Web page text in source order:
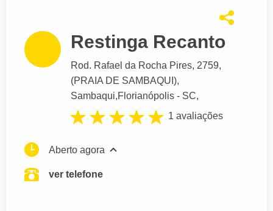
Restinga Recanto
Rod. Rafael da Rocha Pires, 2759,
(PRAIA DE SAMBAQUI),
Sambaqui,Florianópolis - SC,
1 avaliações
Aberto agora
ver telefone